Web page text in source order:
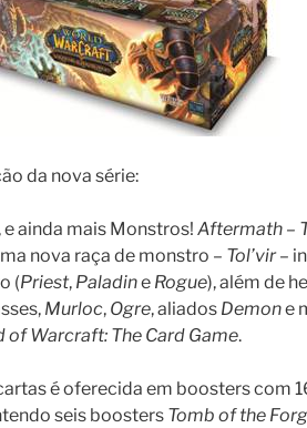
da nova série:
ainda mais Monstros! Aftermath –
nova raça de monstro – Tol’vir–
(Priest, Paladine Rogue), além de
Murloc, Ogre, aliados Demone
of Warcraft: The Card Game.
é oferecida em boosters com
seis boosters Tomb of the